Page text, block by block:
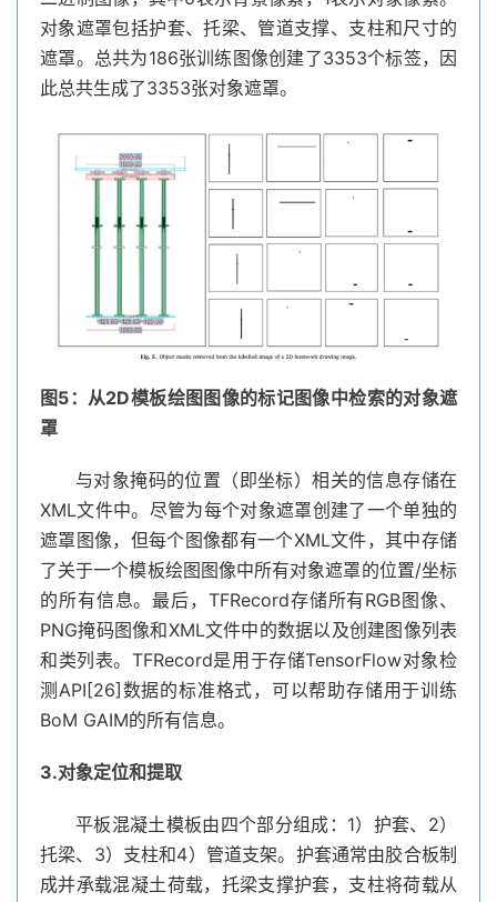
对象遮罩包括护套、托梁、管道支撑、支柱和尺寸的
遮罩。总共为186张训练图像创建了3353个标签，因
此总共生成了3353张对象遮罩。
图5：从2D模板绘图图像的标记图像中检索的对象遮
罩
与对象掩码的位置（即坐标）相关的信息存储在
XML文件中。尽管为每个对象遮罩创建了一个单独的
遮罩图像，但每个图像都有一个XML文件，其中存储
了关于一个模板绘图图像中所有对象遮罩的位置/坐标
的所有信息。最后，TFRecord存储所有RGB图像、
PNG掩码图像和XML文件中的数据以及创建图像列表
和类列表。TFRecord是用于存储TensorFlow对象检
测API[26]数据的标准格式，可以帮助存储用于训练
BoM GAIM的所有信息。
3.对象定位和提取
平板混凝土模板由四个部分组成：1）护套、2）
托梁、3）支柱和4）管道支架。护套通常由胶合板制
成并承载混凝土荷载，托梁支撑护套，支柱将荷载从